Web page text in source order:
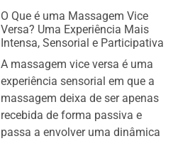
O Que é uma Massagem Vice
Versa? Uma Experiência Mais
Intensa, Sensorial e Participativa
A massagem vice versa é uma
experiência sensorial em que a
massagem deixa de ser apenas
recebida de forma passiva e
passa a envolver uma dinâmica